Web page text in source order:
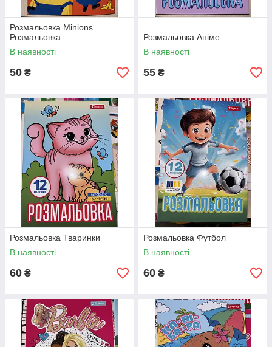
Розмальовка Minions
Розмальовка
В наявності
50 ₴
Розмальовка Аніме
В наявності
55 ₴
Розмальовка Тваринки
В наявності
60 ₴
Розмальовка Футбол
В наявності
60 ₴